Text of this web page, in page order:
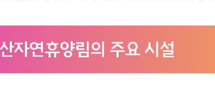
자연휴양림의 주요 시설